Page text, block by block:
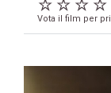
Vota il film per